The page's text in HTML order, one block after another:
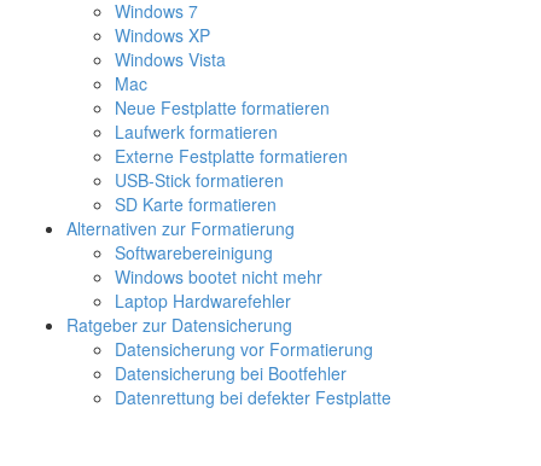
Windows 7
Windows XP
Windows Vista
Mac
Neue Festplatte formatieren
Laufwerk formatieren
Externe Festplatte formatieren
USB-Stick formatieren
SD Karte formatieren
Alternativen zur Formatierung
Softwarebereinigung
Windows bootet nicht mehr
Laptop Hardwarefehler
Ratgeber zur Datensicherung
Datensicherung vor Formatierung
Datensicherung bei Bootfehler
Datenrettung bei defekter Festplatte